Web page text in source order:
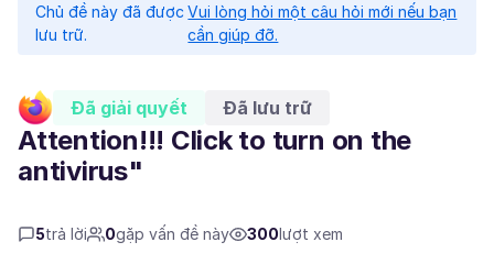
Chủ đề này đã được
lưu trữ.
Vui lòng hỏi một câu hỏi mới nếu bạn
cần giúp đỡ.
Đã giải quyết Đã lưu trữ
Attention!!! Click to turn on the
antivirus"
5trả lời 0gặp vấn đề này 300lượt xem